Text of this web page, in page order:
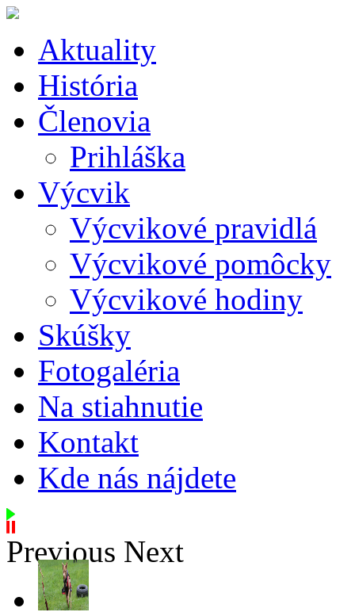
Aktuality
História
Členovia
Prihláška
Výcvik
Výcvikové pravidlá
Výcvikové pomôcky
Výcvikové hodiny
Skúšky
Fotogaléria
Na stiahnutie
Kontakt
Kde nás nájdete
Previous Next